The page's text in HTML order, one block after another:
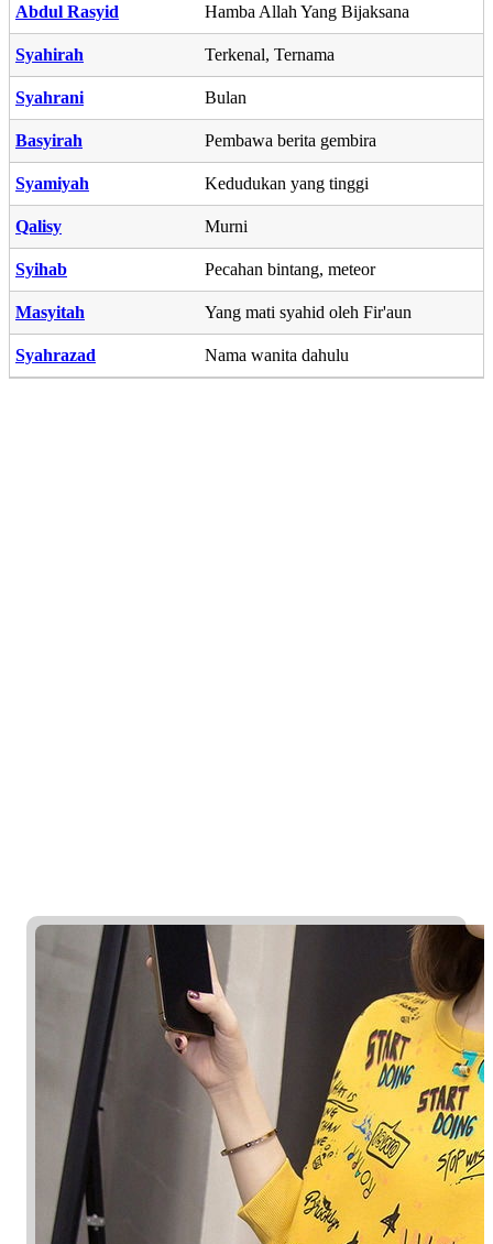
Abdul Rasyid Hamba Allah Yang Bijaksana
Syahirah Terkenal, Ternama
Syahrani Bulan
Basyirah Pembawa berita gembira
Syamiyah Kedudukan yang tinggi
Qalisy Murni
Syihab Pecahan bintang, meteor
Masyitah Yang mati syahid oleh Fir'aun
Syahrazad Nama wanita dahulu